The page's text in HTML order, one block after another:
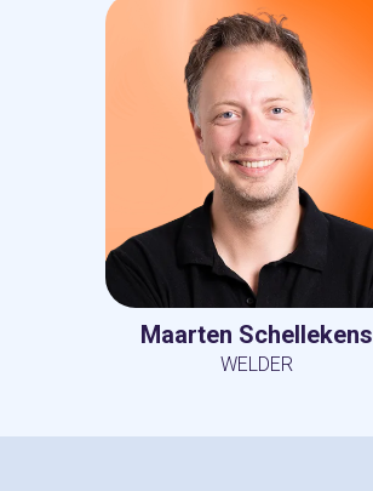
Maarten Schellekens
WELDER